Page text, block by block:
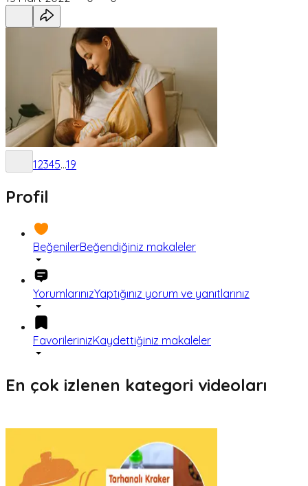
12345...19
Profil
BeğenilerBeğendiğiniz makaleler
YorumlarınızYaptığınız yorum ve yanıtlarınız
FavorilerinizKaydettiğiniz makaleler
En çok izlenen kategori videoları